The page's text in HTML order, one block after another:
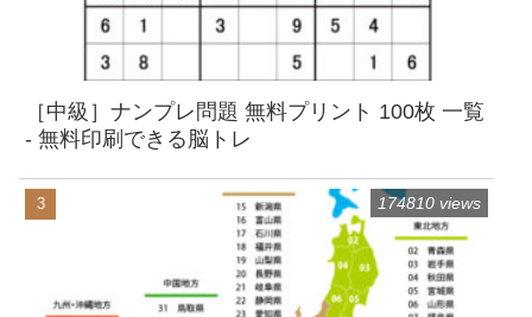
［中級］ナンプレ問題 無料プリント 100枚 一覧
- 無料印刷できる脳トレ
174810 views